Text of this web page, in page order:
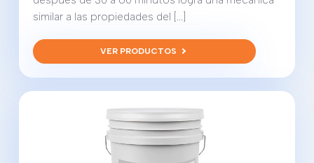
similar a las propiedades del [...]
VER PRODUCTOS